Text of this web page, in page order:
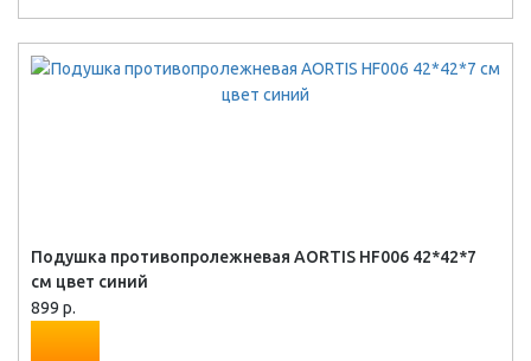
Подушка противопролежневая AORTIS HF006 42*42*7
см цвет синий
899 р.